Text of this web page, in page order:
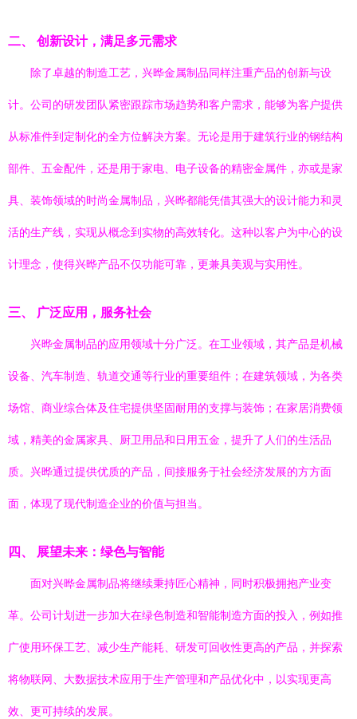
二、 创新设计，满足多元需求
除了卓越的制造工艺，兴晔金属制品同样注重产品的创新与设
计。公司的研发团队紧密跟踪市场趋势和客户需求，能够为客户提供
从标准件到定制化的全方位解决方案。无论是用于建筑行业的钢结构
部件、五金配件，还是用于家电、电子设备的精密金属件，亦或是家
具、装饰领域的时尚金属制品，兴晔都能凭借其强大的设计能力和灵
活的生产线，实现从概念到实物的高效转化。这种以客户为中心的设
计理念，使得兴晔产品不仅功能可靠，更兼具美观与实用性。
三、 广泛应用，服务社会
兴晔金属制品的应用领域十分广泛。在工业领域，其产品是机械
设备、汽车制造、轨道交通等行业的重要组件；在建筑领域，为各类
场馆、商业综合体及住宅提供坚固耐用的支撑与装饰；在家居消费领
域，精美的金属家具、厨卫用品和日用五金，提升了人们的生活品
质。兴晔通过提供优质的产品，间接服务于社会经济发展的方方面
面，体现了现代制造企业的价值与担当。
四、 展望未来：绿色与智能
面对兴晔金属制品将继续秉持匠心精神，同时积极拥抱产业变
革。公司计划进一步加大在绿色制造和智能制造方面的投入，例如推
广使用环保工艺、减少生产能耗、研发可回收性更高的产品，并探索
将物联网、大数据技术应用于生产管理和产品优化中，以实现更高
效、更可持续的发展。